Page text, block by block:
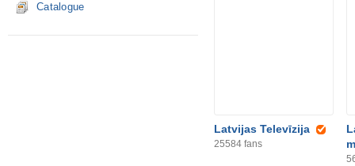
Catalogue
Latvijas Televīzija
25584 fans